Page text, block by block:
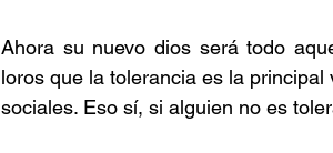
Ahora su nuevo dios será todo
loros que la tolerancia es la
sociales. Eso sí, si alguien no es